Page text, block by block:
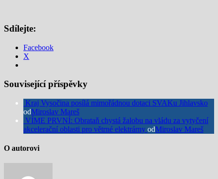
Sdílejte:
Facebook
X
Související příspěvky
Kraj Vysočina posílá mimořádnou dotaci SVAKu Jihlavsko
odMiroslav Mareš
VÍME PRVNÍ: Obrataň chystá žalobu na vládu za vytyčení
akcelerační oblasti pro větrné elektrárny odMiroslav Mareš
O autorovi